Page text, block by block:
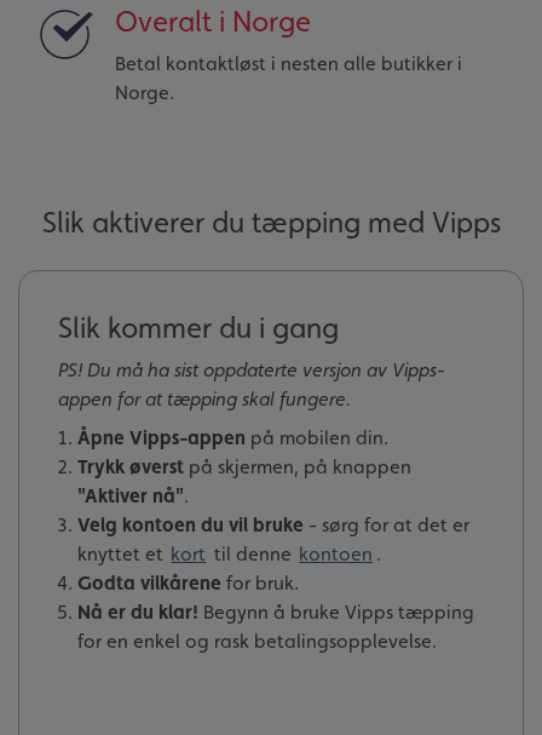
Overalt i Norge
Betal kontaktløst i nesten alle butikker i
Norge.
Slik aktiverer du tæpping med Vipps
Slik kommer du i gang
PS! Du må ha sist oppdaterte versjon av Vipps-
appen for at tæpping skal fungere.
Åpne Vipps-appen på mobilen din.
Trykk øverst på skjermen, på knappen
"Aktiver nå".
Velg kontoen du vil bruke - sørg for at det er
knyttet et kort til denne kontoen .
Godta vilkårene for bruk.
Nå er du klar! Begynn å bruke Vipps tæpping
for en enkel og rask betalingsopplevelse.